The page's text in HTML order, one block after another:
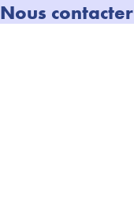
Nous contacter